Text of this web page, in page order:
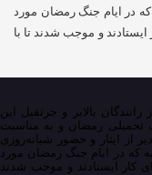
در ایام جنگ رمضان مورد
و موجب شدند تا با
بالابر و جرثقیل این
تحمیلی رمضان و به مناسبت
از ایثار و حضور شبانه‌روزی
که در ایام جنگ رمضان مورد
کار ایستادند و موجب شدند